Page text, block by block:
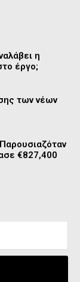
η
έργο;
των νέων
€827,400